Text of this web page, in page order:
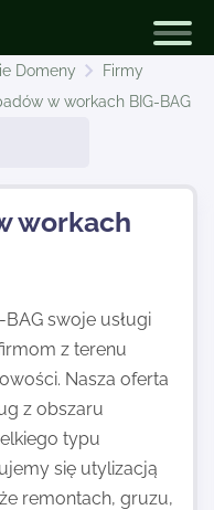
Domeny
Firmy
w workach BIG-BAG
workach
swoje usługi
z terenu
Nasza oferta
z obszaru
typu
się utylizacją
remontach, gruzu,